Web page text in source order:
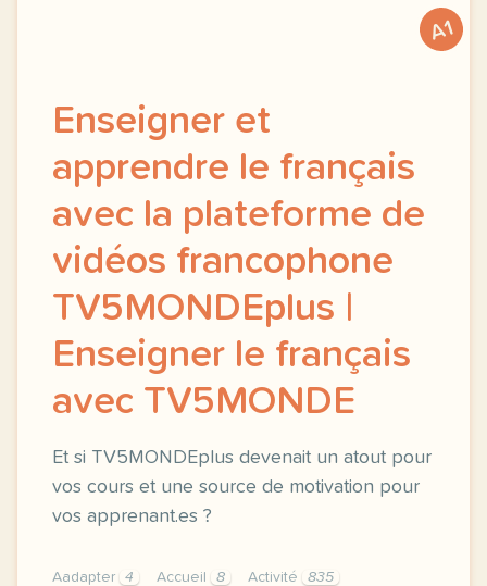
A1
Enseigner et
apprendre le français
avec la plateforme de
vidéos francophone
TV5MONDEplus |
Enseigner le français
avec TV5MONDE
Et si TV5MONDEplus devenait un atout pour
vos cours et une source de motivation pour
vos apprenant.es ?
Aadapter 4 Accueil 8 Activité
835